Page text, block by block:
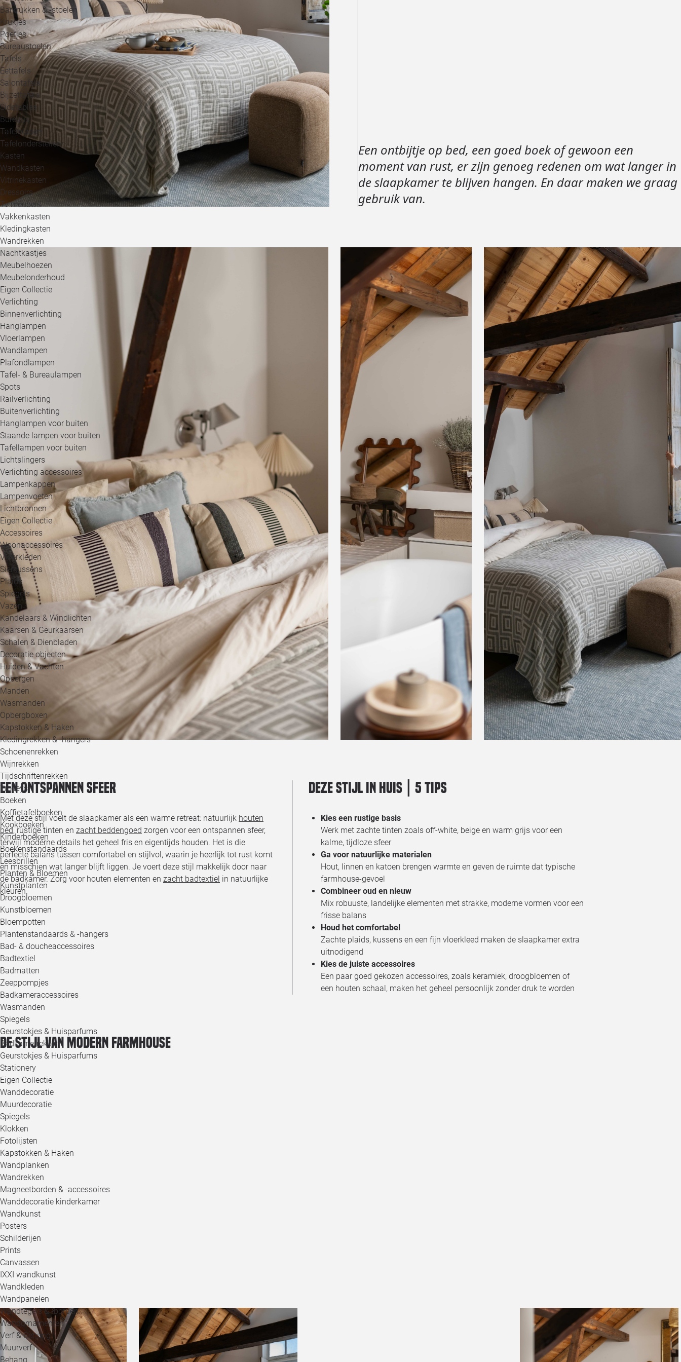
Barkrukken & -stoelen
Krukjes
Poefjes
Bureaustoelen
Tafels
Eettafels
Salontafels
Bijzettafels
Sidetables
Bureaus
Tafelbladen
Tafelonderstellen
Kasten
Wandkasten
Vitrinekasten
Dressoirs
Tv meubels
Vakkenkasten
Kledingkasten
Wandrekken
Nachtkastjes
Meubelhoezen
Meubelonderhoud
Eigen Collectie
Verlichting
Binnenverlichting
Hanglampen
Vloerlampen
Wandlampen
Plafondlampen
Tafel- & Bureaulampen
Spots
Railverlichting
Buitenverlichting
Hanglampen voor buiten
Staande lampen voor buiten
Tafellampen voor buiten
Lichtslingers
Verlichting accessoires
Lampenkappen
Lampenvoeten
Lichtbronnen
Eigen Collectie
Accessoires
Woonaccessoires
Vloerkleden
Sierkussens
Plaids
Spiegels
Vazen
Kandelaars & Windlichten
Kaarsen & Geurkaarsen
Schalen & Dienbladen
Decoratie objecten
Huiden & Vachten
Opbergen
Manden
Wasmanden
Opbergboxen
Kapstokken & Haken
Kledingrekken & -hangers
Schoenenrekken
Wijnrekken
Tijdschriftenrekken
Trolleys
Boeken
Koffietafelboeken
Kookboeken
Kinderboeken
Boekenstandaards
Leesbrillen
Planten & Bloemen
Kunstplanten
Droogbloemen
Kunstbloemen
Bloempotten
Plantenstandaards & -hangers
Bad- & doucheaccessoires
Badtextiel
Badmatten
Zeeppompjes
Badkameraccessoires
Wasmanden
Spiegels
Geurstokjes & Huisparfums
Badkamerrekken
Geurstokjes & Huisparfums
Stationery
Eigen Collectie
Wanddecoratie
Muurdecoratie
Spiegels
Klokken
Fotolijsten
Kapstokken & Haken
Wandplanken
Wandrekken
Magneetborden & -accessoires
Wanddecoratie kinderkamer
Wandkunst
Posters
Schilderijen
Prints
Canvassen
IXXI wandkunst
Wandkleden
Wandpanelen
Wandtegels & -borden
Wandornamenten
Verf & Behang
Muurverf
Behang
Een ontbijtje op bed, een goed boek of gewoon een
moment van rust, er zijn genoeg redenen om wat langer in
de slaapkamer te blijven hangen. En daar maken we graag
gebruik van.
Een ontspannen sfeer
Met deze stijl voelt de slaapkamer als een warme retreat: natuurlijk houten
bed, rustige tinten en zacht beddengoed zorgen voor een ontspannen sfeer,
terwijl moderne details het geheel fris en eigentijds houden. Het is die
perfecte balans tussen comfortabel en stijlvol, waarin je heerlijk tot rust komt
en misschien wat langer blijft liggen. Je voert deze stijl makkelijk door naar
de badkamer. Zorg voor houten elementen en zacht badtextiel in natuurlijke
kleuren.
Deze stijl in huis | 5 tips
Kies een rustige basis
Werk met zachte tinten zoals off-white, beige en warm grijs voor een
kalme, tijdloze sfeer
Ga voor natuurlijke materialen
Hout, linnen en katoen brengen warmte en geven de ruimte dat typische
farmhouse-gevoel
Combineer oud en nieuw
Mix robuuste, landelijke elementen met strakke, moderne vormen voor een
frisse balans
Houd het comfortabel
Zachte plaids, kussens en een fijn vloerkleed maken de slaapkamer extra
uitnodigend
Kies de juiste accessoires
Een paar goed gekozen accessoires, zoals keramiek, droogbloemen of
een houten schaal, maken het geheel persoonlijk zonder druk te worden
De stijl van Modern Farmhouse